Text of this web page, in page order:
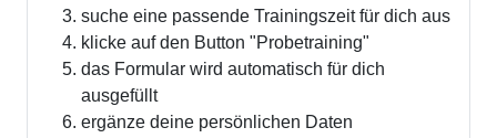
suche eine passende Trainingszeit für dich aus
klicke auf den Button "Probetraining"
das Formular wird automatisch für dich
ausgefüllt
ergänze deine persönlichen Daten